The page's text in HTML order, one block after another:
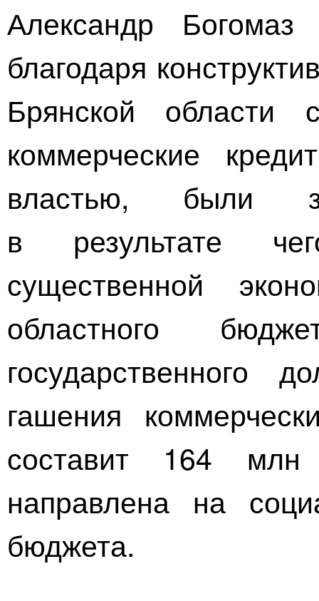
Александр
благодаря
Брянской области
коммерческие
властью, были
в результате
существенной
областного
государственного
гашения
составит 164 млн
направлена на
бюджета.